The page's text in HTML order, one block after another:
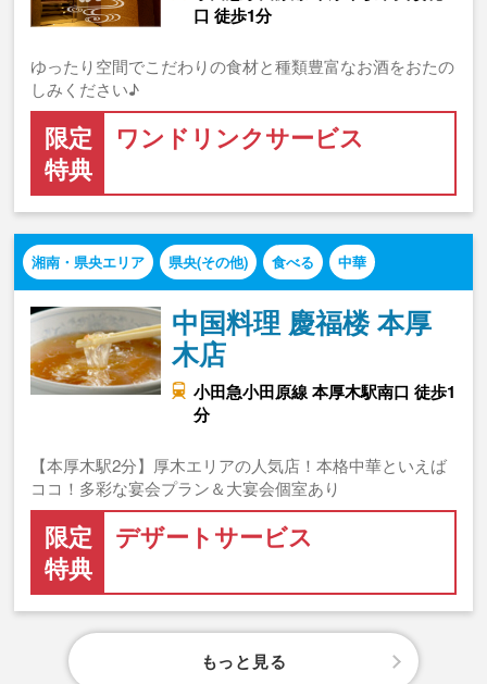
口 徒歩1分
ゆったり空間でこだわりの食材と種類豊富なお酒をおたの
しみください♪
限定
特典
ワンドリンクサービス
湘南・県央エリア 県央(その他) 食べる 中華
中国料理 慶福楼 本厚
木店
小田急小田原線 本厚木駅南口 徒歩1
分
【本厚木駅2分】厚木エリアの人気店！本格中華といえば
ココ！多彩な宴会プラン＆大宴会個室あり
限定
特典
デザートサービス
もっと見る